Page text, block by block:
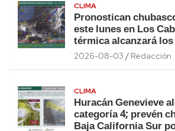
CLIMA
Pronostican
este lunes en Los
térmica alcanzará los
2026-08-03 Redacción
CLIMA
Huracán Genevieve
categoría 4; prevén
Baja California Sur